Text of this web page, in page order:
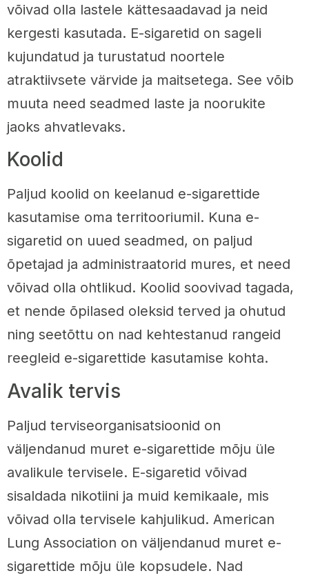
võivad olla lastele kättesaadavad ja neid
kergesti kasutada. E-sigaretid on sageli
kujundatud ja turustatud noortele
atraktiivsete värvide ja maitsetega. See võib
muuta need seadmed laste ja noorukite
jaoks ahvatlevaks.
Koolid
Paljud koolid on keelanud e-sigarettide
kasutamise oma territooriumil. Kuna e-
sigaretid on uued seadmed, on paljud
õpetajad ja administraatorid mures, et need
võivad olla ohtlikud. Koolid soovivad tagada,
et nende õpilased oleksid terved ja ohutud
ning seetõttu on nad kehtestanud rangeid
reegleid e-sigarettide kasutamise kohta.
Avalik tervis
Paljud terviseorganisatsioonid on
väljendanud muret e-sigarettide mõju üle
avalikule tervisele. E-sigaretid võivad
sisaldada nikotiini ja muid kemikaale, mis
võivad olla tervisele kahjulikud. American
Lung Association on väljendanud muret e-
sigarettide mõju üle kopsudele. Nad